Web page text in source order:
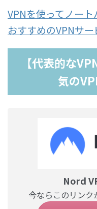
VPNを使ってノー
おすすめのVPNサ
【代表的な
気の
Nord
今ならこのリンク